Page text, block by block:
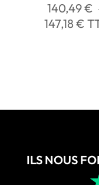
140,49€
147,18€
ILS NOUS